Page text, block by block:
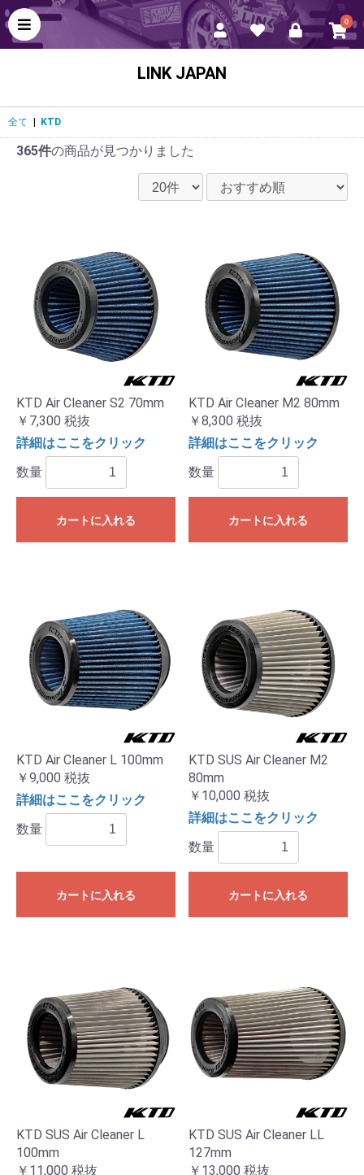
0
LINK JAPAN
全て KTD
365件の商品が見つかりました
KTD Air Cleaner S2 70mm
￥7,300 税抜
詳細はここをクリック
数量
カートに入れる
KTD Air Cleaner M2 80mm
￥8,300 税抜
詳細はここをクリック
数量
カートに入れる
KTD Air Cleaner L 100mm
￥9,000 税抜
詳細はここをクリック
数量
カートに入れる
KTD SUS Air Cleaner M2
80mm
￥10,000 税抜
詳細はここをクリック
数量
カートに入れる
KTD SUS Air Cleaner L
100mm
￥11,000 税抜
KTD SUS Air Cleaner LL
127mm
￥13,000 税抜